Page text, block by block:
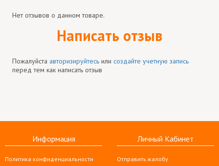
Нет отзывов о данном товаре.
Написать отзыв
Пожалуйста авторизируйтесь или создайте учетную запись
перед тем как написать отзыв
Информация
Политика конфиденциальности
Личный Кабинет
Отправить жалобу